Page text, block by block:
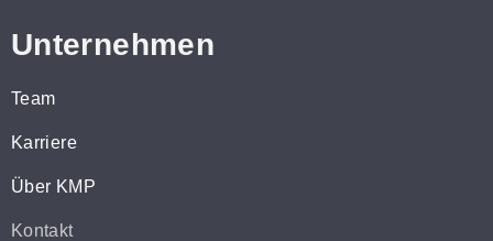
Unternehmen
Team
Karriere
Über KMP
Kontakt